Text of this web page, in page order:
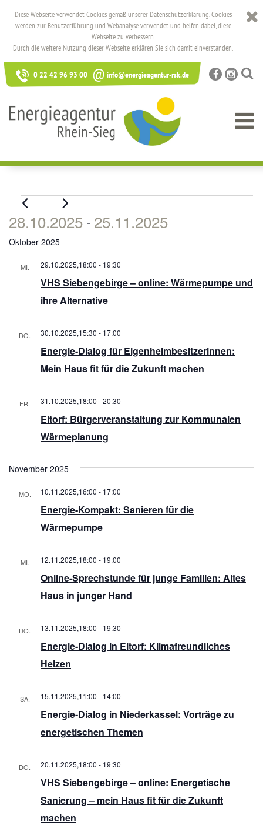
0 22 42 96 93 00 @ info@energieagentur-rsk.de
Veranstaltungen
28.10.2025 - 25.11.2025
Datum
Oktober 2025
MI.
VHS Siebengebirge – online: Wärmepumpe und
ihre Alternative
29.10.2025,18:00 - 19:30
DO.
Energie-Dialog für Eigenheimbesitzerinnen:
Mein Haus fit für die Zukunft machen
30.10.2025,15:30 - 17:00
FR.
Eitorf: Bürgerveranstaltung zur Kommunalen
Wärmeplanung
31.10.2025,18:00 -20:30
November 2025
MO.
Energie-Kompakt: Sanieren für die
Wärmepumpe
10.11.2025,16:00 - 17:00
MI.
Online-Sprechstunde für junge Familien: Altes
Haus in junger Hand
12.11.2025,18:00 - 19:00
DO.
Energie-Dialog in Eitorf: Klimafreundliches
Heizen
13.11.2025,18:00 - 19:30
SA.
Energie-Dialog in Niederkassel: Vorträge zu
energetischen Themen
15.11.2025,11:00 - 14:00
DO.
VHS Siebengebirge – online: Energetische
Sanierung – mein Haus fit für die Zukunft
machen
20.11.2025,18:00 - 19:30
Diese Webseite verwendet Cookies gemäß unserer Datenschutzerklärung. Cookies
werden zur Benutzerführung und Webanalyse verwendet und helfen dabei, diese
Webseite zu verbessern.
Durch die weitere Nutzung dieser Webseite erklären Sie sich damit einverstanden.